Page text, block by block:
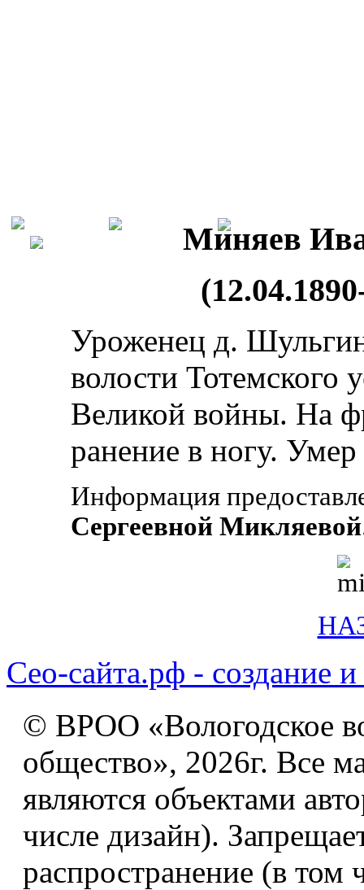
Миняев
Уроженец д.
волости Тотемского
Великой войны. На
ранение в ногу.
Информация
Сергеевной Микляевой
Сео-сайта.рф - создание и
© ВРОО «Вологодское
общество», 2026г. Все
являются объектами
числе дизайн).
распространение (в том